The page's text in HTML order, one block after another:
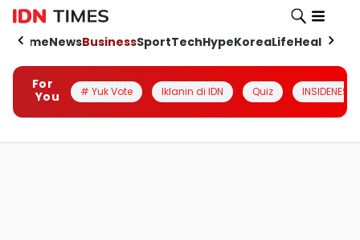
HomeNewsBusinessSportTechHypeKoreaLifeHealth
For
You
# Yuk Vote Iklanin di IDN Quiz INSIDENESIA